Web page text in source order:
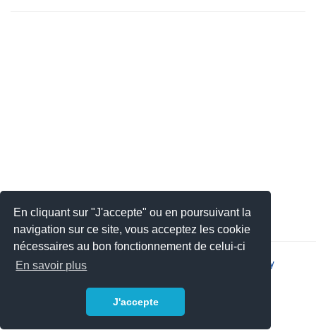
En cliquant sur "J'accepte" ou en poursuivant la
navigation sur ce site, vous acceptez les cookie
nécessaires au bon fonctionnement de celui-ci
En savoir plus
J'accepte
2026 © JSYS | Privacy policy